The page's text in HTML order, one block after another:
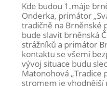
Kde budou 1.máje
Onderka, primátor
tradičně na Brněnské
bude slavit brněnská
strážníků a primátor
kontaktu se všemi
vývoj situace budu
Matonohová
stromem je vhodnější